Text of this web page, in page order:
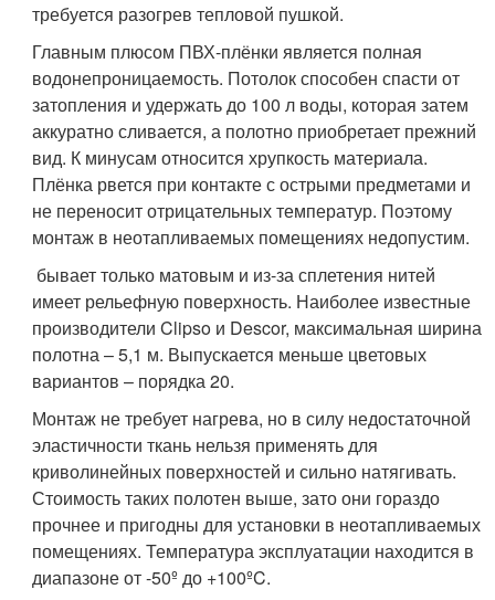
требуется разогрев тепловой пушкой.
Главным плюсом ПВХ-плёнки является полная
водонепроницаемость. Потолок способен спасти от
затопления и удержать до 100 л воды, которая затем
аккуратно сливается, а полотно приобретает прежний
вид. К минусам относится хрупкость материала.
Плёнка рвется при контакте с острыми предметами и
не переносит отрицательных температур. Поэтому
монтаж в неотапливаемых помещениях недопустим.
бывает только матовым и из-за сплетения нитей
имеет рельефную поверхность. Наиболее известные
производители Clipso и Descor, максимальная ширина
полотна – 5,1 м. Выпускается меньше цветовых
вариантов – порядка 20.
Монтаж не требует нагрева, но в силу недостаточной
эластичности ткань нельзя применять для
криволинейных поверхностей и сильно натягивать.
Стоимость таких полотен выше, зато они гораздо
прочнее и пригодны для установки в неотапливаемых
помещениях. Температура эксплуатации находится в
диапазоне от -50º до +100ºC.